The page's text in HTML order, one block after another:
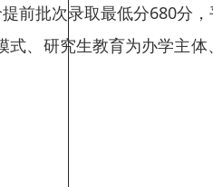
前批次录取最低分680分，
研究生教育为办学主体